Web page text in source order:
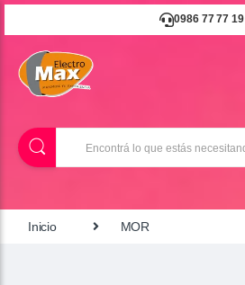
0986 77 77 19
B
u
Inicio MOR